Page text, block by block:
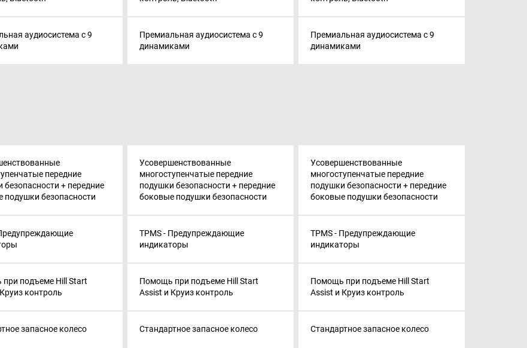
аудиосистема с 9
Премиальная аудиосистема с 9
динамиками
Премиальная аудиосистема с 9
динамиками
передние
безопасности + передние
подушки безопасности
Усовершенствованные
многоступенчатые передние
подушки безопасности + передние
боковые подушки безопасности
Усовершенствованные
многоступенчатые передние
подушки безопасности + передние
боковые подушки безопасности
TPMS - Предупреждающие
индикаторы
TPMS - Предупреждающие
индикаторы
подъеме Hill Start
контроль
Помощь при подъеме Hill Start
Assist и Круиз контроль
Помощь при подъеме Hill Start
Assist и Круиз контроль
запасное колесо Стандартное запасное колесо Стандартное запасное колесо